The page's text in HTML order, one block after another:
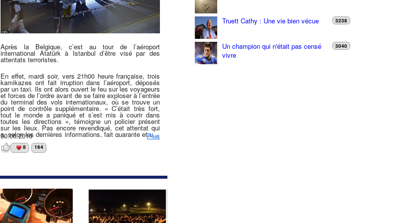
Après la Belgique, c’est au tour de l’aéroport
international Atatürk à Istanbul d’être visé par des
attentats terroristes.
En effet, mardi soir, vers 21h00 heure française, trois
kamikazes ont fait irruption dans l’aéroport, déposés
par un taxi. Ils ont alors ouvert le feu sur les voyageurs
et forces de l’ordre avant de se faire exploser à l’entrée
du terminal des vols internationaux, où se trouve un
point de contrôle supplémentaire. « C’était très fort,
tout le monde a paniqué et s’est mis à courir dans
toutes les directions », témoigne un policier présent
sur les lieux. Pas encore revendiqué, cet attentat qui
a, selon les dernières informations, fait quarante et une
victimes et deux cent trente-neuf blessés, est
naturellement attribué à l’État Islamique qui a envoyé
trente-cinq jihadistes en Turquie avant le ramadan.
déclare que « les indices pointent vers Daesh ».
à elle seule été frappée à plusieurs reprises par des
attaques terroristes, causant des dizaines de morts et
des centaines de blessés, qu’elles soient perpétrées
par Daesh ou le PKK (parti politique kurde).
30.06.2016 Plus
8 164
Truett Cathy : Une vie bien vécue 3238
Un champion qui n'était pas censé
vivre
3040